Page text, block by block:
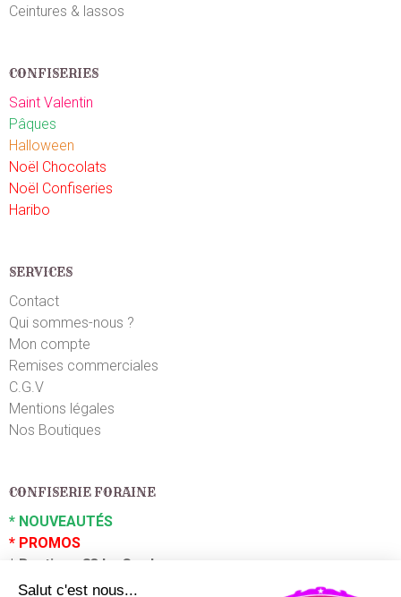
Ceintures & lassos
CONFISERIES
Saint Valentin
Pâques
Halloween
Noël Chocolats
Noël Confiseries
Haribo
SERVICES
Contact
Qui sommes-nous ?
Mon compte
Remises commerciales
C.G.V
Mentions légales
Nos Boutiques
CONFISERIE FORAINE
* NOUVEAUTÉS
* PROMOS
* Boutique 83 La Garde
Boutique 83 Puget sur Argens